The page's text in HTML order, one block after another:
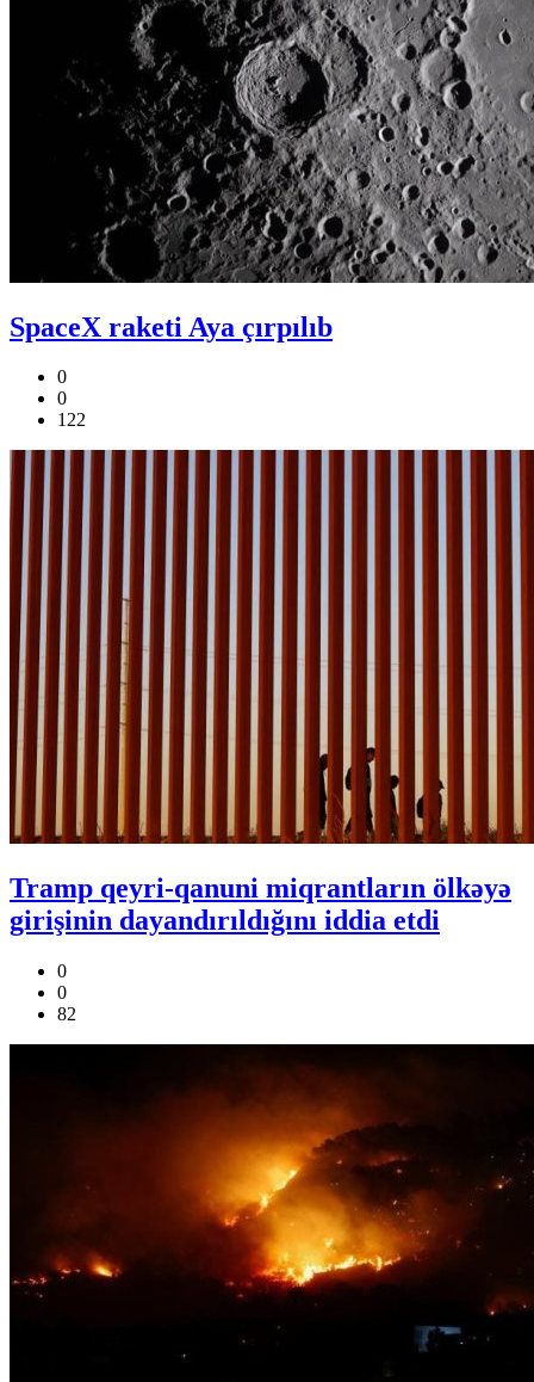
SpaceX raketi Aya çırpılıb
0
0
122
Tramp qeyri-qanuni miqrantların ölkəyə
girişinin dayandırıldığını iddia etdi
0
0
82